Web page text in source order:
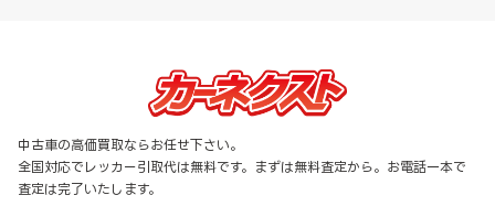
中古車の高価買取ならお任せ下さい。
全国対応でレッカー引取代は無料です。まずは無料査定から。お電話一本で
査定は完了いたします。